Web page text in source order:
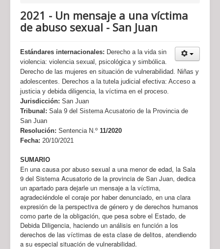
2021 - Un mensaje a una víctima
de abuso sexual - San Juan
Estándares internacionales: Derecho a la vida sin
violencia: violencia sexual, psicológica y simbólica.
Derecho de las mujeres en situación de vulnerabilidad. Niñas y
adolescentes. Derechos a la tutela judicial efectiva: Acceso a
justicia y debida diligencia, la víctima en el proceso.
Jurisdicción: San Juan
Tribunal: Sala 9 del Sistema Acusatorio de la Provincia de
San Juan
Resolución: Sentencia N.º 11/2020
Fecha: 20/10/2021
SUMARIO
En una causa por abuso sexual a una menor de edad, la Sala
9 del Sistema Acusatorio de la provincia de San Juan, dedica
un apartado para dejarle un mensaje a la víctima,
agradeciéndole el coraje por haber denunciado, en una clara
expresión de la perspectiva de género y de derechos humanos
como parte de la obligación, que pesa sobre el Estado, de
Debida Diligencia, haciendo un análisis en función a los
derechos de las víctimas de esta clase de delitos, atendiendo
a su especial situación de vulnerabilidad.